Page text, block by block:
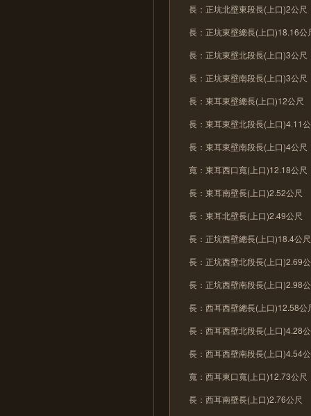
長：正坑北壁東段長(上口)2公尺
長：正坑東壁總長(上口)18.16公
長：正坑東壁北段長(上口)3公尺
長：正坑東壁南段長(上口)3公尺
長：東耳東壁總長(上口)12公尺
長：東耳東壁北段長(上口)4.11
長：東耳東壁南段長(上口)4公尺
寬：東耳西口寬(上口)12.18公尺
長：東耳南壁長(上口)2.52公尺
長：東耳北壁長(上口)2.49公尺
長：正坑西壁總長(上口)18.4公尺
長：正坑西壁北段長(上口)2.69
長：正坑西壁南段長(上口)2.98
長：西耳西壁總長(上口)12.58公
長：西耳西壁北段長(上口)4.28
長：西耳西壁南段長(上口)4.54
寬：西耳東口寬(上口)12.73公尺
長：西耳南壁長(上口)2.76公尺